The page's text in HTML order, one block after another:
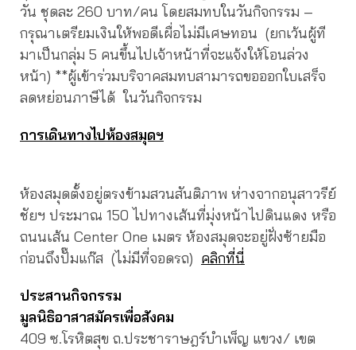
วัน ชุดละ 260 บาท/คน โดยสมทบในวันกิจกรรม –
กรุณาเตรียมเงินให้พอดีเผื่อไม่มีเศษทอน (ยกเว้นผู้ที
มาเป็นกลุ่ม 5 คนขึ้นไปเจ้าหน้าที่จะแจ้งให้โอนล่วง
หน้า) **ผู้เข้าร่วมบริจาคสมทบสามารถขอออกใบเสร็จ
ลดหย่อนภาษีได้ ในวันกิจกรรม
การเดินทางไปห้องสมุดฯ
ห้องสมุดตั้งอยู่ตรงข้ามสวนสันติภาพ ห่างจากอนุสาวรีย์
ชัยฯ ประมาณ 150 ไปทางเส้นที่มุ่งหน้าไปดินแดง หรือ
ถนนเส้น Center One เมตร ห้องสมุดจะอยู่ฝั่งซ้ายมือ
ก่อนถึงปั๊มแก๊ส (ไม่มีที่จอดรถ) คลิกที่นี่
ประสานกิจกรรม
มูลนิธิอาสาสมัครเพื่อสังคม
409 ซ.โรหิตสุข ถ.ประชาราษฎร์บำเพ็ญ แขวง/ เขต